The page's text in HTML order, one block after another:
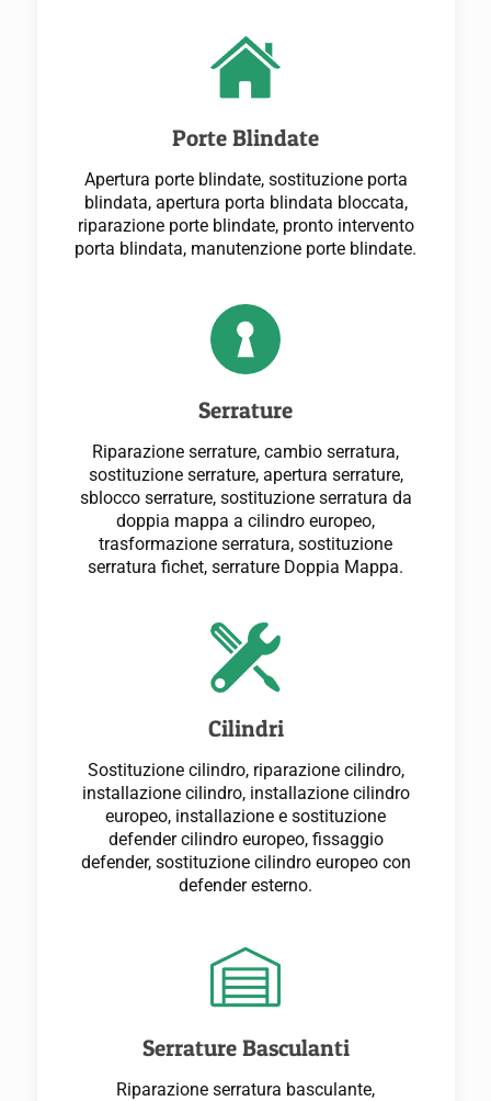
Porte Blindate
Apertura porte blindate, sostituzione porta
blindata, apertura porta blindata bloccata,
riparazione porte blindate, pronto intervento
porta blindata, manutenzione porte blindate.
Serrature
Riparazione serrature, cambio serratura,
sostituzione serrature, apertura serrature,
sblocco serrature, sostituzione serratura da
doppia mappa a cilindro europeo,
trasformazione serratura, sostituzione
serratura fichet, serrature Doppia Mappa.
Cilindri
Sostituzione cilindro, riparazione cilindro,
installazione cilindro, installazione cilindro
europeo, installazione e sostituzione
defender cilindro europeo, fissaggio
defender, sostituzione cilindro europeo con
defender esterno.
Serrature Basculanti
Riparazione serratura basculante,